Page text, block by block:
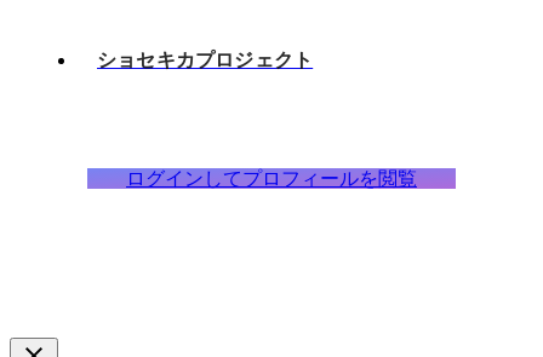
ショセキカプロジェクト
ログインしてプロフィールを閲覧